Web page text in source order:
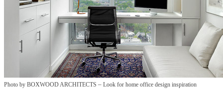
Photo by BOXWOOD ARCHITECTS – Look for home office design inspiration